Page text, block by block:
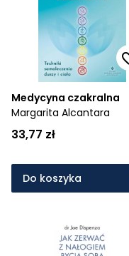
Medycyna czakralna
Margarita Alcantara
33,77 zł
Do koszyka